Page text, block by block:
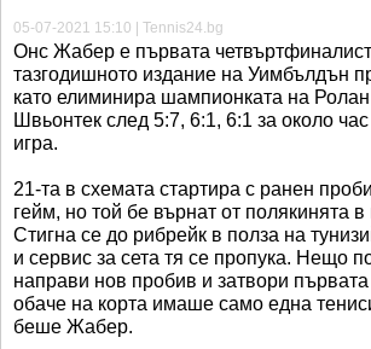
05-07-2021 15:10 | Tennis24.bg
Онс Жабер е първата
тазгодишното издание на Уимбълдън
като елиминира шампионката на
Швьонтек след 5:7, 6:1, 6:1 за около
игра.
21-та в схемата стартира с ранен
гейм, но той бе върнат от полякинята
Стигна се до рибрейк в полза на
и сервис за сета тя се пропука. Нещо
направи нов пробив и затвори
обаче на корта имаше само една
беше Жабер.